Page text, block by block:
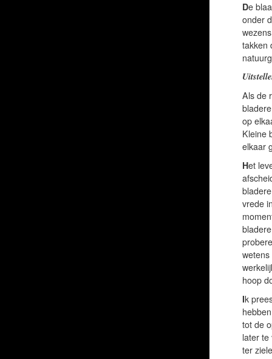
De
onder
takken
Als de
op
Kleine
elkaar
Het
vrede
hoop
Ik
tot de
later te
ter